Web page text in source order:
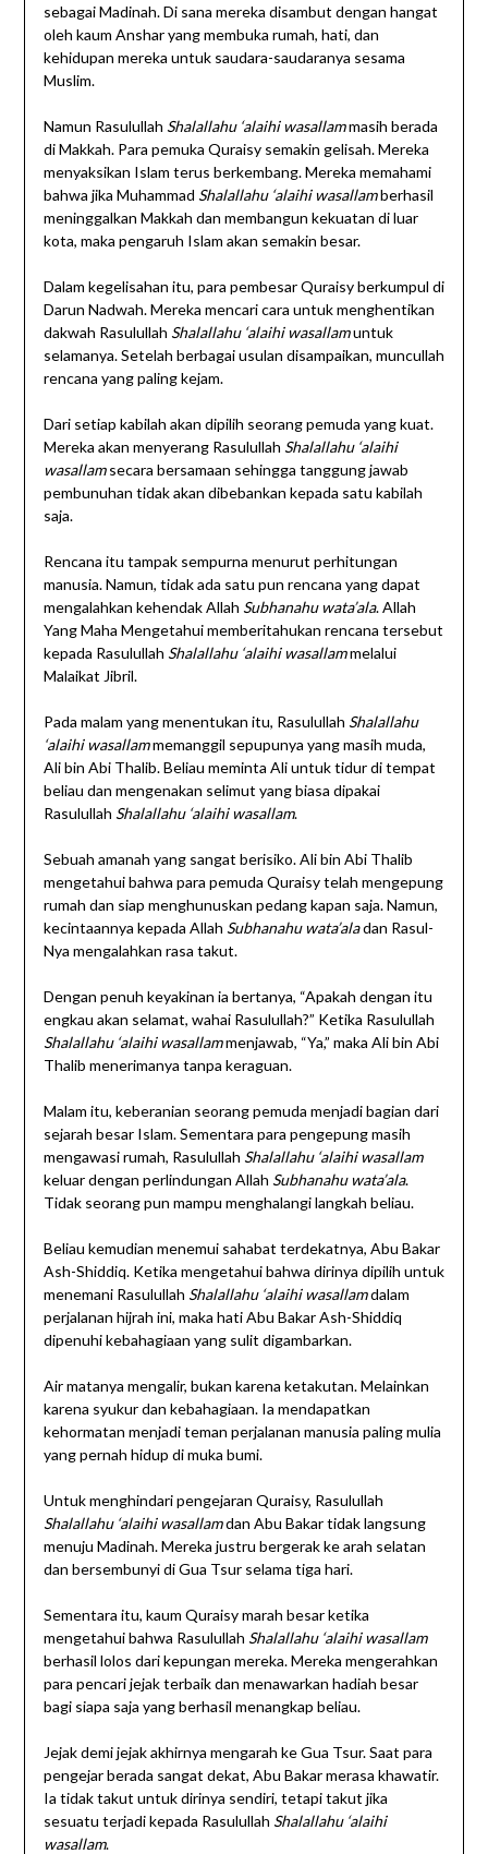
sebagai Madinah. Di sana mereka disambut dengan hangat
oleh kaum Anshar yang membuka rumah, hati, dan
kehidupan mereka untuk saudara-saudaranya sesama
Muslim.
Namun Rasulullah Shalallahu ‘alaihi wasallammasih berada
di Makkah. Para pemuka Quraisy semakin gelisah. Mereka
menyaksikan Islam terus berkembang. Mereka memahami
bahwa jika Muhammad Shalallahu ‘alaihi wasallamberhasil
meninggalkan Makkah dan membangun kekuatan di luar
kota, maka pengaruh Islam akan semakin besar.
Dalam kegelisahan itu, para pembesar Quraisy berkumpul di
Darun Nadwah. Mereka mencari cara untuk menghentikan
dakwah Rasulullah Shalallahu ‘alaihi wasallamuntuk
selamanya. Setelah berbagai usulan disampaikan, muncullah
rencana yang paling kejam.
Dari setiap kabilah akan dipilih seorang pemuda yang kuat.
Mereka akan menyerang Rasulullah Shalallahu ‘alaihi
wasallamsecara bersamaan sehingga tanggung jawab
pembunuhan tidak akan dibebankan kepada satu kabilah
saja.
Rencana itu tampak sempurna menurut perhitungan
manusia. Namun, tidak ada satu pun rencana yang dapat
mengalahkan kehendak Allah Subhanahu wata’ala. Allah
Yang Maha Mengetahui memberitahukan rencana tersebut
kepada Rasulullah Shalallahu ‘alaihi wasallammelalui
Malaikat Jibril.
Pada malam yang menentukan itu, Rasulullah Shalallahu
‘alaihi wasallammemanggil sepupunya yang masih muda,
Ali bin Abi Thalib. Beliau meminta Ali untuk tidur di tempat
beliau dan mengenakan selimut yang biasa dipakai
Rasulullah Shalallahu ‘alaihi wasallam.
Sebuah amanah yang sangat berisiko. Ali bin Abi Thalib
mengetahui bahwa para pemuda Quraisy telah mengepung
rumah dan siap menghunuskan pedang kapan saja. Namun,
kecintaannya kepada Allah Subhanahu wata’aladan Rasul-
Nya mengalahkan rasa takut.
Dengan penuh keyakinan ia bertanya, “Apakah dengan itu
engkau akan selamat, wahai Rasulullah?” Ketika Rasulullah
Shalallahu ‘alaihi wasallammenjawab, “Ya,” maka Ali bin Abi
Thalib menerimanya tanpa keraguan.
Malam itu, keberanian seorang pemuda menjadi bagian dari
sejarah besar Islam. Sementara para pengepung masih
mengawasi rumah, Rasulullah Shalallahu ‘alaihi wasallam
keluar dengan perlindungan Allah Subhanahu wata’ala.
Tidak seorang pun mampu menghalangi langkah beliau.
Beliau kemudian menemui sahabat terdekatnya, Abu Bakar
Ash-Shiddiq. Ketika mengetahui bahwa dirinya dipilih untuk
menemani Rasulullah Shalallahu ‘alaihi wasallamdalam
perjalanan hijrah ini, maka hati Abu Bakar Ash-Shiddiq
dipenuhi kebahagiaan yang sulit digambarkan.
Air matanya mengalir, bukan karena ketakutan. Melainkan
karena syukur dan kebahagiaan. Ia mendapatkan
kehormatan menjadi teman perjalanan manusia paling mulia
yang pernah hidup di muka bumi.
Untuk menghindari pengejaran Quraisy, Rasulullah
Shalallahu ‘alaihi wasallamdan Abu Bakar tidak langsung
menuju Madinah. Mereka justru bergerak ke arah selatan
dan bersembunyi di Gua Tsur selama tiga hari.
Sementara itu, kaum Quraisy marah besar ketika
mengetahui bahwa Rasulullah Shalallahu ‘alaihi wasallam
berhasil lolos dari kepungan mereka. Mereka mengerahkan
para pencari jejak terbaik dan menawarkan hadiah besar
bagi siapa saja yang berhasil menangkap beliau.
Jejak demi jejak akhirnya mengarah ke Gua Tsur. Saat para
pengejar berada sangat dekat, Abu Bakar merasa khawatir.
Ia tidak takut untuk dirinya sendiri, tetapi takut jika
sesuatu terjadi kepada Rasulullah Shalallahu ‘alaihi
wasallam.